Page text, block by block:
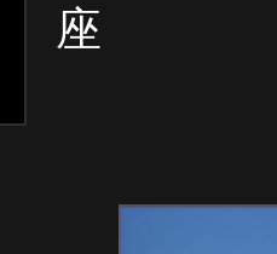
座